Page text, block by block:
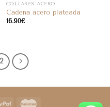
COLLARES ACERO
Cadena acero plateada
16.90€
2